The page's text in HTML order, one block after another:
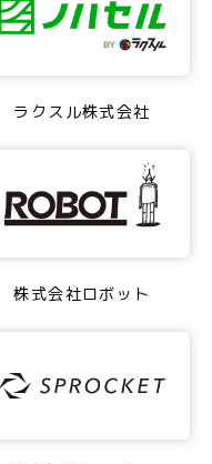
ラクスル株式会社
株式会社ロボット